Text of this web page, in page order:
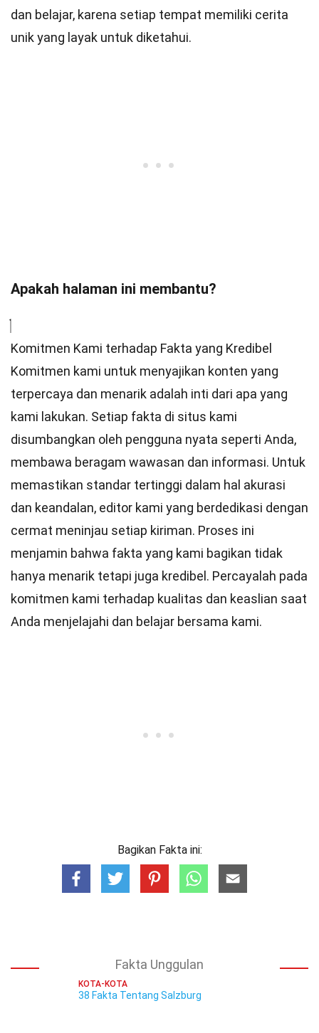
dan belajar, karena setiap tempat memiliki cerita
unik yang layak untuk diketahui.
Apakah halaman ini membantu?
Komitmen Kami terhadap Fakta yang Kredibel
Komitmen kami untuk menyajikan konten yang
terpercaya dan menarik adalah inti dari apa yang
kami lakukan. Setiap fakta di situs kami
disumbangkan oleh pengguna nyata seperti Anda,
membawa beragam wawasan dan informasi. Untuk
memastikan standar tertinggi dalam hal akurasi
dan keandalan, editor kami yang berdedikasi dengan
cermat meninjau setiap kiriman. Proses ini
menjamin bahwa fakta yang kami bagikan tidak
hanya menarik tetapi juga kredibel. Percayalah pada
komitmen kami terhadap kualitas dan keaslian saat
Anda menjelajahi dan belajar bersama kami.
Bagikan Fakta ini:
Fakta Unggulan
KOTA-KOTA
38 Fakta Tentang Salzburg